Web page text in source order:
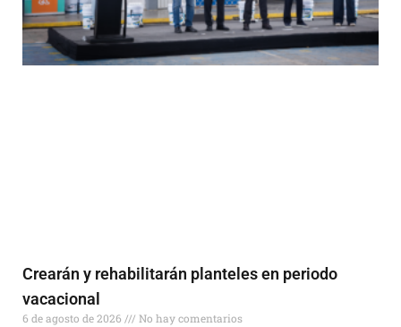
Crearán y rehabilitarán planteles en periodo
vacacional
6 de agosto de 2026 No hay comentarios